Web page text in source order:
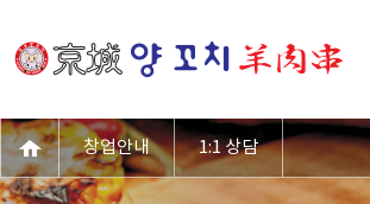
창업안내 1:1 상담